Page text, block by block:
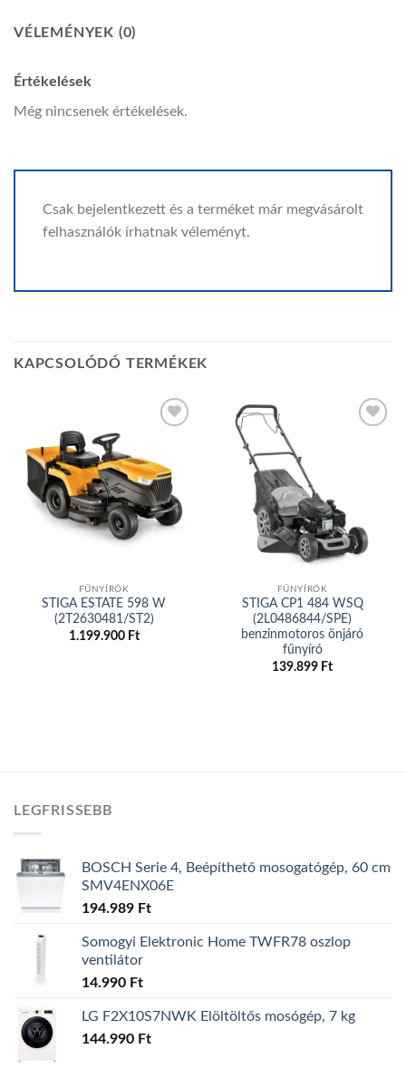
VÉLEMÉNYEK (0)
Értékelések
Még nincsenek értékelések.
Csak bejelentkezett és a terméket már megvásárolt
felhasználók írhatnak véleményt.
KAPCSOLÓDÓ TERMÉKEK
Add to
wishlist
FŰNYÍRÓK
STIGA ESTATE 598 W
(2T2630481/ST2)
1.199.900 Ft
FŰNYÍRÓK
STIGA CP1 484 WSQ
(2L0486844/SPE)
benzinmotoros önjáró
fűnyíró
139.899 Ft
LEGFRISSEBB
BOSCH Serie 4, Beépíthető mosogatógép, 60 cm
SMV4ENX06E
194.989 Ft
Somogyi Elektronic Home TWFR78 oszlop
ventilátor
14.990 Ft
LG F2X10S7NWK Elöltöltős mosógép, 7 kg
144.990 Ft